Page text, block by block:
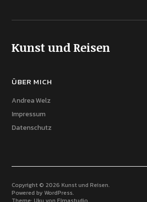
Kunst und Reisen
ÜBER MICH
Andrea Welz
Impressum
Datenschutz
Copyright © 2026 Kunst und Reisen
Powered by WordPress